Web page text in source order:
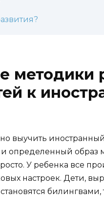
методики
к
выучить
определенный образ
У ребенка все
настроек. Дети,
билингвами,